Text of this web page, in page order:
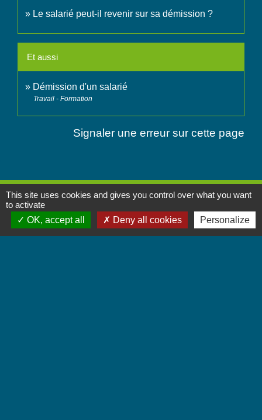
Le salarié peut-il revenir sur sa démission ?
Et aussi
Démission d'un salarié
Travail - Formation
Signaler une erreur sur cette page
Contactez-nous
Commune de Chignin
52 Place de la Mairie - Le Chef Lieu
This site uses cookies and gives you control over what you want
to activate
OK, accept all
Deny all cookies Personalize